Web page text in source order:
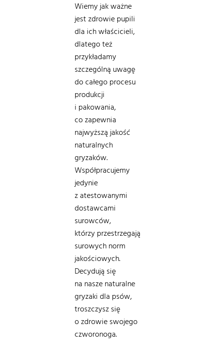
Wiemy jak ważne
jest zdrowie pupili
dla ich właścicieli,
dlatego też
przykładamy
szczególną uwagę
do całego procesu
produkcji
i pakowania,
co zapewnia
najwyższą jakość
naturalnych
gryzaków.
Współpracujemy
jedynie
z atestowanymi
dostawcami
surowców,
którzy przestrzegają
surowych norm
jakościowych.
Decydują się
na nasze naturalne
gryzaki dla psów,
troszczysz się
o zdrowie swojego
czworonoga.